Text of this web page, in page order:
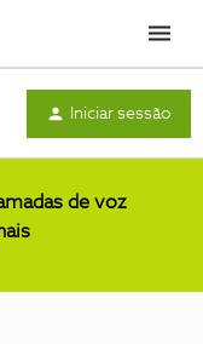
Menu
Iniciar sessão
de voz